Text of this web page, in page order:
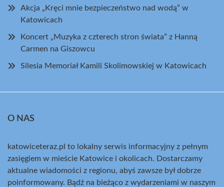
Akcja „Kręci mnie bezpieczeństwo nad wodą” w
Katowicach
Koncert „Muzyka z czterech stron świata” z Hanną
Carmen na Giszowcu
Silesia Memoriał Kamili Skolimowskiej w Katowicach
O NAS
katowiceteraz.pl to lokalny serwis informacyjny z pełnym
zasięgiem w mieście Katowice i okolicach. Dostarczamy
aktualne wiadomości z regionu, abyś zawsze był dobrze
poinformowany. Bądź na bieżąco z wydarzeniami w naszym